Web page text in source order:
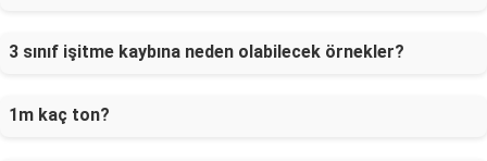
3 sınıf işitme kaybına neden olabilecek örnekler?
1m kaç ton?